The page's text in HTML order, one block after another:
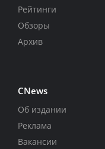
Рейтинги
Обзоры
Архив
CNews
Об издании
Реклама
Вакансии